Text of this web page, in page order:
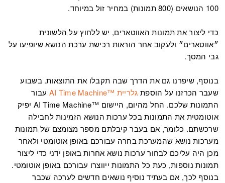
100 הנושאים (800 תמונות) במחיר זול במיוחד.
כדי ליצור את תמונות האווטארים, יש ללחוץ על הלשונית
״אווטארים״ ולעקוב אחר הוראות רכישת ערכת הנושא שיופיעו על
גבי המסך.
בנוסף, שיפרנו גם את הדרך שבה תקבלו את התוצאות. בשבוע
שעבר הכרזנו על הוספת גלריית ™AI Time Machine
עבור
התמונות שלכם. החל מהיום, היישום ™AI Time Machine יפיק
אוטומטית את התמונות בכל ערכות הנושא הזמינות לחבילה
שרכשתם. כלומר, אם בעבר קיבלתם מספר מצומצם של תמונות
מערכות נושא שהמערכת בחרה עבורכם באופן אוטומטי ולאחר
מכן היה עליכם לבחור ערכות נושא אחרות באופן ידני כדי ליצור
תמונות נוספות, כעת כל התמונות ייווצרו עבורכם באופן אוטומטי.
בנוסף לכך, אם בעתיד נוסיף נושאים חדשים לערכה שכבר